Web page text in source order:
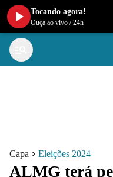
Capa Eleições 2024
ALMG terá
Tocando agora!
Ouça ao vivo /24h